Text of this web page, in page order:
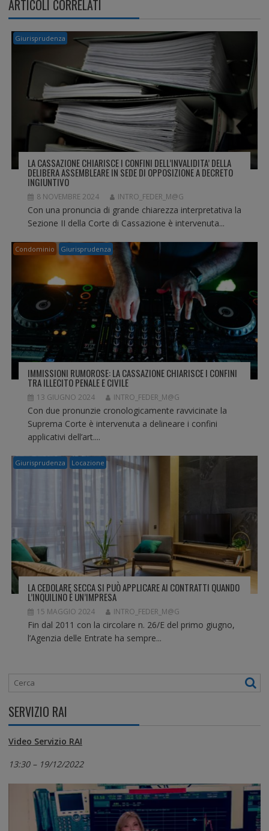
I
O
N
ARTICOLI CORRELATI
Giurisprudenza
LA CASSAZIONE CHIARISCE I CONFINI DELL’INVALIDITA’ DELLA
DELIBERA ASSEMBLEARE IN SEDE DI OPPOSIZIONE A DECRETO
INGIUNTIVO
8 NOVEMBRE 2024 INTRO_FEDER_M@G
Con una pronuncia di grande chiarezza interpretativa la
Sezione II della Corte di Cassazione è intervenuta...
Condominio Giurisprudenza
IMMISSIONI RUMOROSE: LA CASSAZIONE CHIARISCE I CONFINI
TRA ILLECITO PENALE E CIVILE
13 GIUGNO 2024 INTRO_FEDER_M@G
Con due pronunzie cronologicamente ravvicinate la
Suprema Corte è intervenuta a delineare i confini
applicativi dell’art....
Giurisprudenza Locazione
LA CEDOLARE SECCA SI PUÒ APPLICARE AI CONTRATTI QUANDO
L’INQUILINO È UN’IMPRESA
15 MAGGIO 2024 INTRO_FEDER_M@G
Fin dal 2011 con la circolare n. 26/E del primo giugno,
l’Agenzia delle Entrate ha sempre...
SERVIZIO RAI
Video Servizio RAI
13:30 – 19/12/2022